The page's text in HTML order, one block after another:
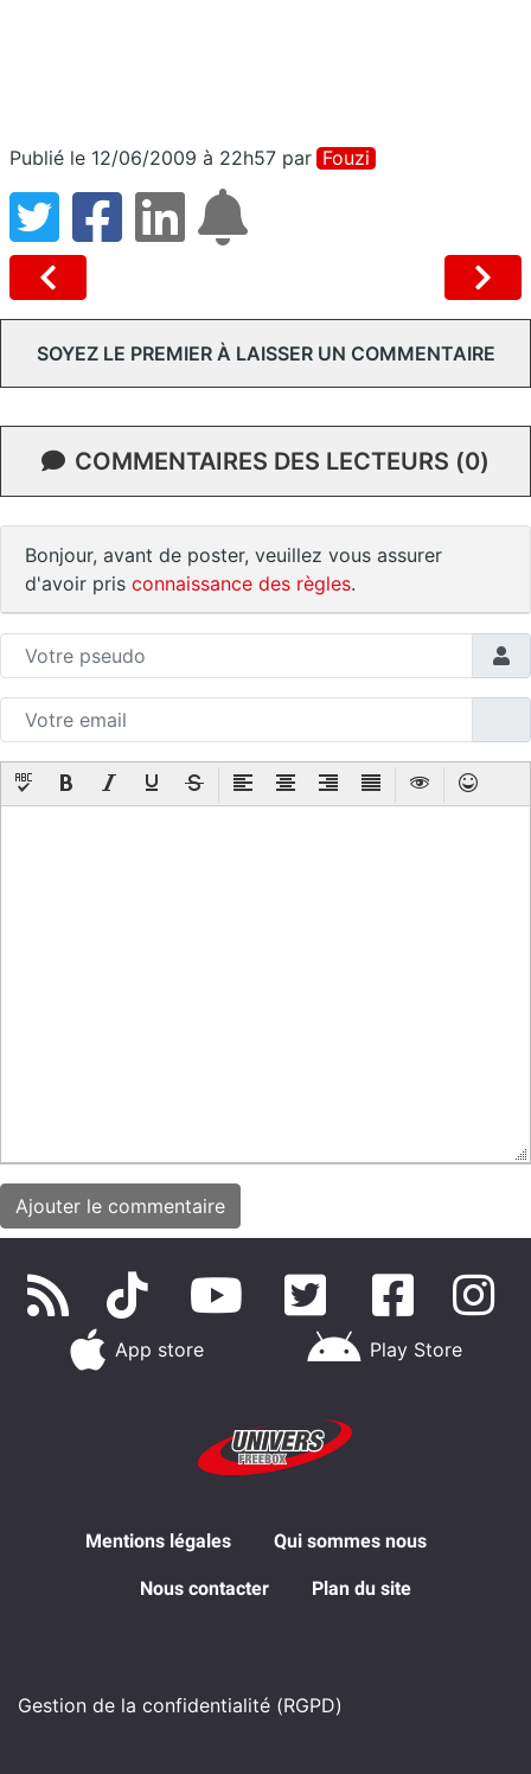
Publié le 12/06/2009 à 22h57 par Fouzi
SOYEZ LE PREMIER À LAISSER UN COMMENTAIRE
COMMENTAIRES DES LECTEURS (0)
Bonjour, avant de poster, veuillez vous assurer
d'avoir pris connaissance des règles.
App store Play Store
Mentions légales Qui sommes nous
Nous contacter Plan du site
Gestion de la confidentialité (RGPD)